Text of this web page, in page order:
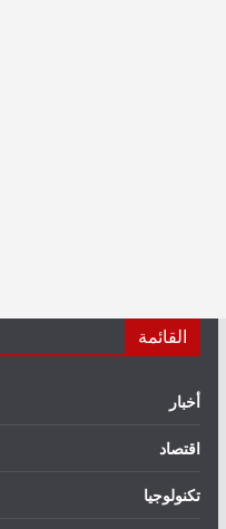
القائمة
أخبار
اقتصاد
تكنولوجيا